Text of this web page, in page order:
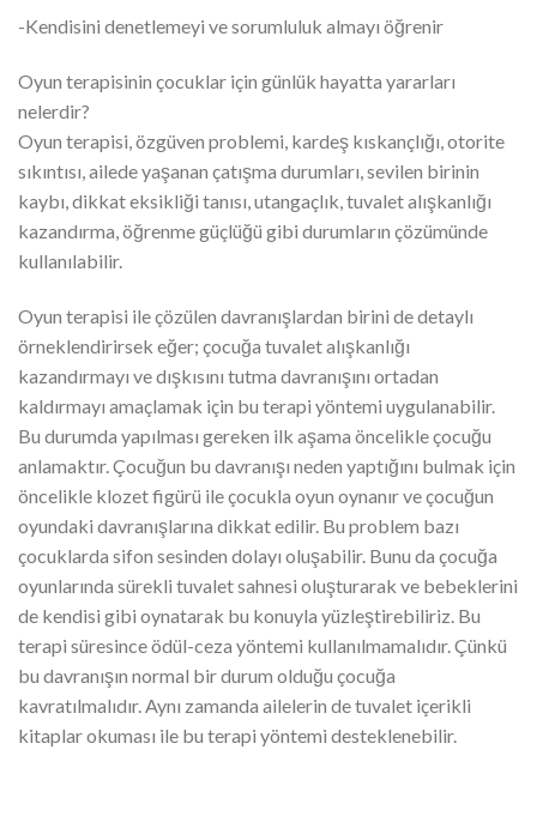
-Kendisini denetlemeyi ve sorumluluk almayı öğrenir
Oyun terapisinin çocuklar için günlük hayatta yararları
nelerdir?
Oyun terapisi, özgüven problemi, kardeş kıskançlığı, otorite
sıkıntısı, ailede yaşanan çatışma durumları, sevilen birinin
kaybı, dikkat eksikliği tanısı, utangaçlık, tuvalet alışkanlığı
kazandırma, öğrenme güçlüğü gibi durumların çözümünde
kullanılabilir.
Oyun terapisi ile çözülen davranışlardan birini de detaylı
örneklendirirsek eğer; çocuğa tuvalet alışkanlığı
kazandırmayı ve dışkısını tutma davranışını ortadan
kaldırmayı amaçlamak için bu terapi yöntemi uygulanabilir.
Bu durumda yapılması gereken ilk aşama öncelikle çocuğu
anlamaktır. Çocuğun bu davranışı neden yaptığını bulmak için
öncelikle klozet figürü ile çocukla oyun oynanır ve çocuğun
oyundaki davranışlarına dikkat edilir. Bu problem bazı
çocuklarda sifon sesinden dolayı oluşabilir. Bunu da çocuğa
oyunlarında sürekli tuvalet sahnesi oluşturarak ve bebeklerini
de kendisi gibi oynatarak bu konuyla yüzleştirebiliriz. Bu
terapi süresince ödül-ceza yöntemi kullanılmamalıdır. Çünkü
bu davranışın normal bir durum olduğu çocuğa
kavratılmalıdır. Aynı zamanda ailelerin de tuvalet içerikli
kitaplar okuması ile bu terapi yöntemi desteklenebilir.